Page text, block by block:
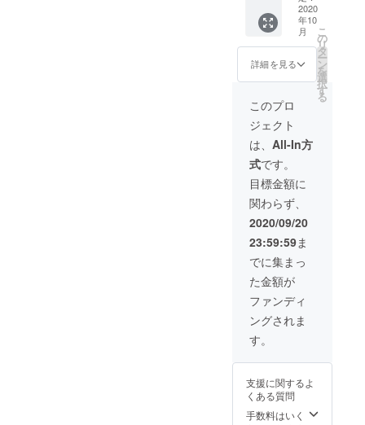
20%オ
STTOK
E クリ
ムゾン
レッド
×1 *割
引率は
製品本
体価格
に対す
るもの
です
*10月中
旬お届
け予定 *
税込/送
料込み
2020
年10
月
詳細を見る
こ
の
リ
タ
ー
ン
を
選
択
す
る
このプロ
ジェクト
は、 All-In方
式です。
目標金額に
関わらず、
2020/09/20
23:59:59ま
でに集まっ
た金額が
ファンディ
ングされま
す。
支援に関するよ
くある質問
手数料はいく